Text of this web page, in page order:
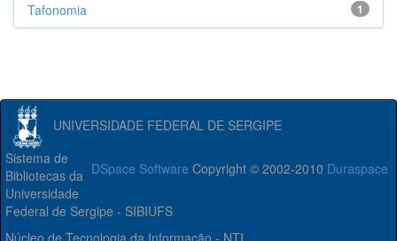
1
Tafonomia
UNIVERSIDADE FEDERAL DE SERGIPE
DSpace Software Copyright © 2002-2010 Duraspace
Sistema de
Bibliotecas da
Universidade
Federal de Sergipe - SIBIUFS
Núcleo de Tecnologia da Informação - NTI